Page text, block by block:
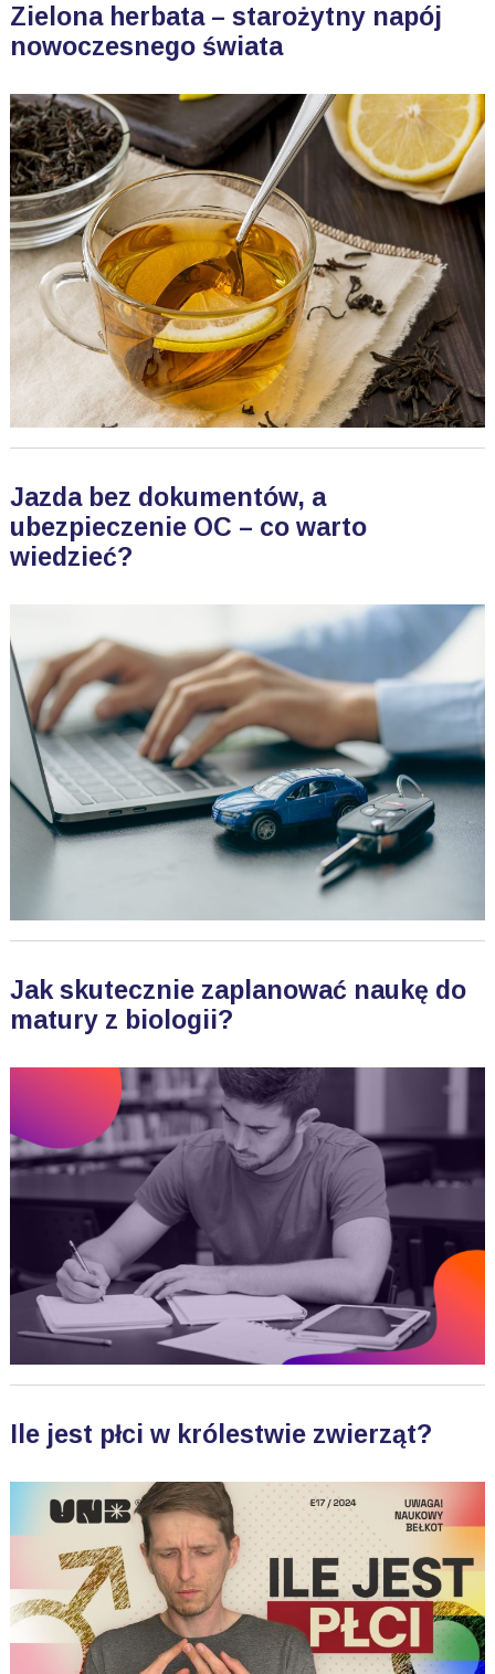
Zielona herbata – starożytny napój
nowoczesnego świata
Jazda bez dokumentów, a
ubezpieczenie OC – co warto
wiedzieć?
Jak skutecznie zaplanować naukę do
matury z biologii?
Ile jest płci w królestwie zwierząt?